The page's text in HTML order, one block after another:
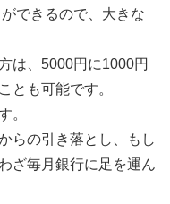
できるので、大きな
は、5000円に1000円
とも可能です。
。
らの引き落とし、もし
ざ毎月銀行に足を運ん